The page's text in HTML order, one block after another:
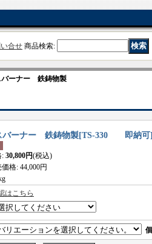
合せ 商品検索:
バーナー 鉄鋳物製
バーナー 鉄鋳物製[TS-330 即納可]
: 30,800円(税込)
価格: 44,000円
はこちら
個